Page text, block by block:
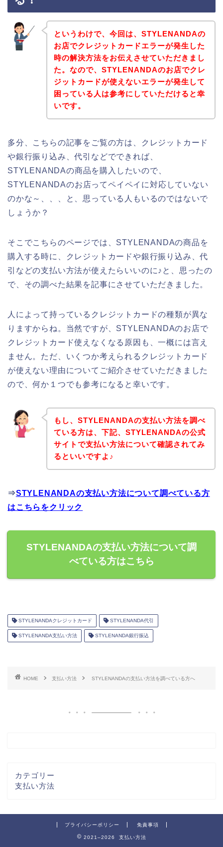
というわけで、今回は、STYLENANDAの
お店でクレジットカードエラーが発生した
時の解決方法をお伝えさせていただきまし
た。なので、STYLENANDAのお店でクレ
ジットカードが使えないエラーが発生して
困っている人は参考にしていただけると幸
いです。
多分、こちらの記事をご覧の方は、クレジットカード
や銀行振り込み、代引などでできれば、
STYLENANDAの商品を購入したいので、
STYLENANDAのお店ってペイペイに対応していない
のかな～、、、と、思っている人もいるのではないで
しょうか？
そこでこちらのページでは、STYLENANDAの商品を
購入する時に、クレジットカードや銀行振り込み、代
引などの支払い方法が使えたらいいのに♪と、思ったの
で、その調べた結果を記事にさせていただきました。
人によって持っているクレジットカードの種類が異な
りますからね。当然ですが、STYLENANDAのお店で
クレジットカード使えなくなる原因も、一概には言え
ません。ただ、いくつか考えられるクレジットカード
が使えない理由についてご紹介させていただきました
ので、何か１つでも参考になると幸いです。
もし、STYLENANDAの支払い方法を調べ
ている方は、下記、STYLENANDAの公式
サイトで支払い方法について確認されてみ
るといいですよ♪
⇒STYLENANDAの支払い方法について調べている方
はこちらをクリック
STYLENANDAの支払い方法について調
べている方はこちら
STYLENANDAクレジットカード STYLENANDA代引
STYLENANDA支払い方法 STYLENANDA銀行振込
HOME 支払い方法 STYLENANDAの支払い方法を調べている方へ
カテゴリー
支払い方法
プライバシーポリシー 免責事項
2021–2026 支払い方法